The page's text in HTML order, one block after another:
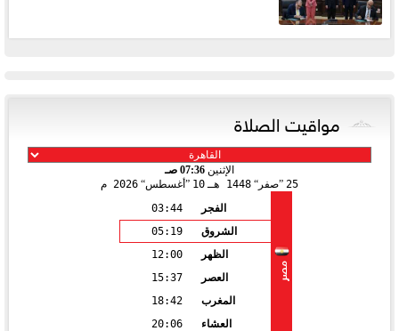
مواقيت الصلاة
الإثنين 07:36 صـ
25 صفر 1448 هـ 10 أغسطس 2026 م
مصر
الفجر
03:44
الشروق
05:19
الظهر
12:00
العصر
15:37
المغرب
18:42
العشاء
20:06